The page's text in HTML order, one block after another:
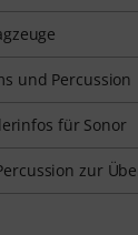
und Percussion
für Sonor
zur